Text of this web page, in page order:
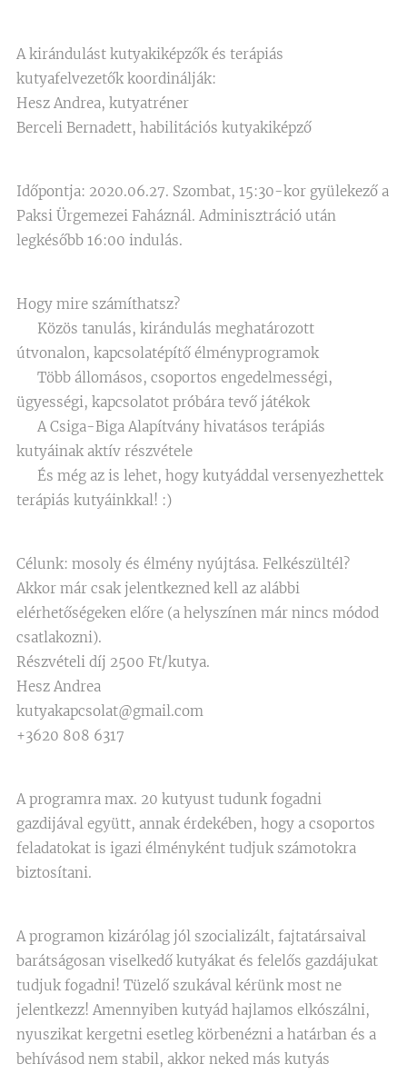
A kirándulást kutyakiképzők és terápiás
kutyafelvezetők koordinálják:
Hesz Andrea, kutyatréner
Berceli Bernadett, habilitációs kutyakiképző
Időpontja: 2020.06.27. Szombat, 15:30-kor gyülekező a
Paksi Ürgemezei Faháznál. Adminisztráció után
legkésőbb 16:00 indulás.
Hogy mire számíthatsz?
🐾 Közös tanulás, kirándulás meghatározott
útvonalon, kapcsolatépítő élményprogramok
🐾 Több állomásos, csoportos engedelmességi,
ügyességi, kapcsolatot próbára tevő játékok
🐾 A Csiga-Biga Alapítvány hivatásos terápiás
kutyáinak aktív részvétele
🐾 És még az is lehet, hogy kutyáddal versenyezhettek
terápiás kutyáinkkal! :)
Célunk: mosoly és élmény nyújtása. Felkészültél?
Akkor már csak jelentkezned kell az alábbi
elérhetőségeken előre (a helyszínen már nincs módod
csatlakozni).
Részvételi díj 2500 Ft/kutya.
Hesz Andrea
kutyakapcsolat@gmail.com
+3620 808 6317
A programra max. 20 kutyust tudunk fogadni
gazdijával együtt, annak érdekében, hogy a csoportos
feladatokat is igazi élményként tudjuk számotokra
biztosítani.
A programon kizárólag jól szocializált, fajtatársaival
barátságosan viselkedő kutyákat és felelős gazdájukat
tudjuk fogadni! Tüzelő szukával kérünk most ne
jelentkezz! Amennyiben kutyád hajlamos elkószálni,
nyuszikat kergetni esetleg körbenézni a határban és a
behívásod nem stabil, akkor neked más kutyás